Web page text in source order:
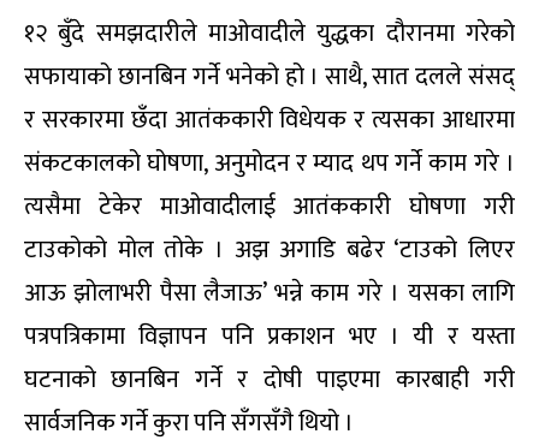
१२ बुँदे समझदारीले माओवादीले युद्धका दौरानमा गरेको
सफायाको छानबिन गर्ने भनेको हो । साथै, सात दलले संसद्
र सरकारमा छँदा आतंककारी विधेयक र त्यसका आधारमा
संकटकालको घोषणा, अनुमोदन र म्याद थप गर्ने काम गरे ।
त्यसैमा टेकेर माओवादीलाई आतंककारी घोषणा गरी
टाउकोको मोल तोके । अझ अगाडि बढेर ‘टाउको लिएर
आऊ झोलाभरी पैसा लैजाऊ’ भन्ने काम गरे । यसका लागि
पत्रपत्रिकामा विज्ञापन पनि प्रकाशन भए । यी र यस्ता
घटनाको छानबिन गर्ने र दोषी पाइएमा कारबाही गरी
सार्वजनिक गर्ने कुरा पनि सँगसँगै थियो ।